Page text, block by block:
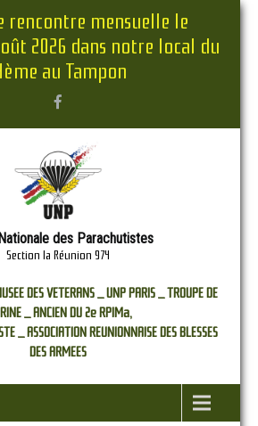
rencontre mensuelle le
2026 dans notre local du
au Tampon
des Parachutistes
Section la Réunion 974
DES VETERANS _UNP PARIS _TROUPE DE
_ANCIEN DU 2e RPIMa,
_ASSOCIATION REUNIONNAISE DES BLESSES
DES ARMEES